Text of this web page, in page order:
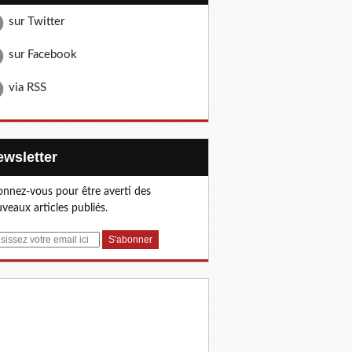
sur Twitter
sur Facebook
via RSS
vous pour être averti des
articles publiés.